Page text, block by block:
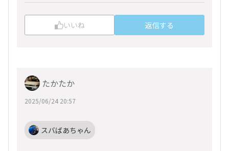
いいね 返信する
たかたか
2025/06/24 20:57
スバばあちゃん